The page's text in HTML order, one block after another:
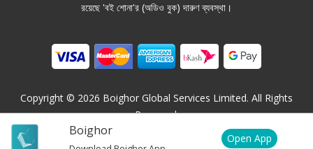
Boighor
Open App
রয়েছে 'বই শোনা'র (অডিও বুক) দারুণ ব্যবস্থা।
Copyright © 2026 Boighor Global Services Limited. All Rights
Reserved.